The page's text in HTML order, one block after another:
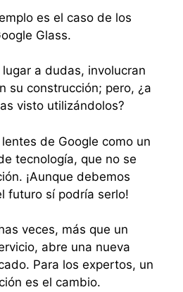
es el caso de los
Glass.
a dudas, involucran
su construcción; pero, ¿a
visto utilizándolos?
de Google como un
tecnología, que no se
¡Aunque debemos
futuro sí podría serlo!
veces, más que un
abre una nueva
Para los expertos, un
es el cambio.